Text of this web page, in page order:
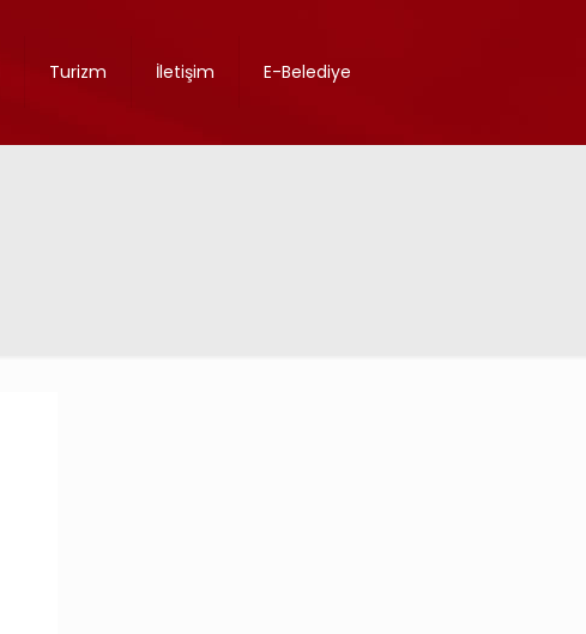
Turizm İletişim E-Belediye